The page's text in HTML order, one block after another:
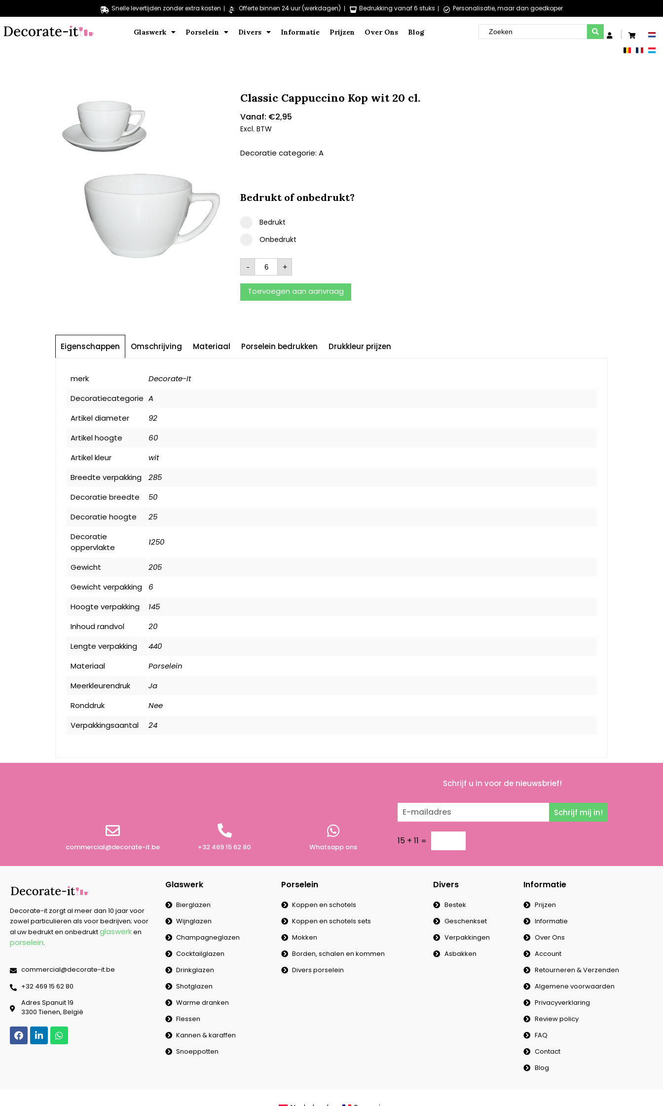
Snelle levertijden zonder extra kosten Offerte binnen 24 uur (werkdagen) Bedrukking vanaf 6 stuks Personalisatie, maar dan goedkoper
Glaswerk Porselein Divers Informatie Prijzen Over Ons Blog
Classic Cappuccino Kop wit 20 cl.
Vanaf: €2,95
Excl. BTW
Decoratie categorie: A
Bedrukt of onbedrukt?
Bedrukt
Onbedrukt
- +
Toevoegen aan aanvraag
Eigenschappen Omschrijving Materiaal Porselein bedrukken Drukkleur prijzen
merk
Decorate-It
Decoratiecategorie A
Artikel diameter
92
Artikel hoogte
60
Artikel kleur
wit
Breedte verpakking
285
Decoratie breedte
50
Decoratie hoogte
25
Decoratie
oppervlakte
1250
Gewicht
205
Gewicht verpakking
6
Hoogte verpakking
145
Inhoud randvol
20
Lengte verpakking
440
Materiaal
Porselein
Meerkleurendruk
Ja
Ronddruk
Nee
Verpakkingsaantal
24
commercial@decorate-it.be +32 469 15 62 80 Whatsapp ons
Schrijf u in voor de nieuwsbrief!
15 + 11 =
Schrijf mij in!
Decorate-it zorgt al meer dan 10 jaar voor
zowel particulieren als voor bedrijven; voor
al uw bedrukt en onbedruktglaswerken
porselein.
commercial@decorate-it.be
‭+32 469 15 62 80‬
Adres Spanuit 19
3300 Tienen, België
Glaswerk
Bierglazen
Wijnglazen
Champagneglazen
Cocktailglazen
Drinkglazen
Shotglazen
Warme dranken
Flessen
Kannen & karaffen
Snoeppotten
Porselein
Koppen en schotels
Koppen en schotels sets
Mokken
Borden, schalen en kommen
Divers porselein
Divers
Bestek
Geschenkset
Verpakkingen
Asbakken
Informatie
Prijzen
Informatie
Over Ons
Account
Retourneren & Verzenden
Algemene voorwaarden
Privacyverklaring
Review policy
FAQ
Contact
Blog